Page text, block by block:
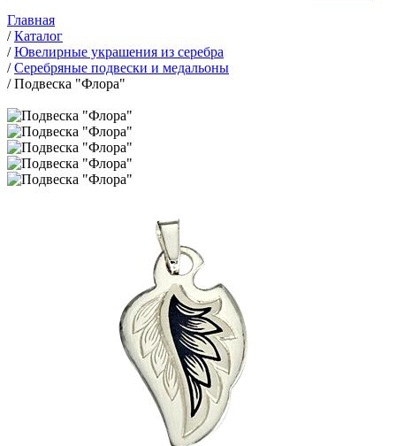
Главная
/Каталог
/Ювелирные украшения из серебра
/Серебряные подвески и медальоны
/Подвеска "Флора"